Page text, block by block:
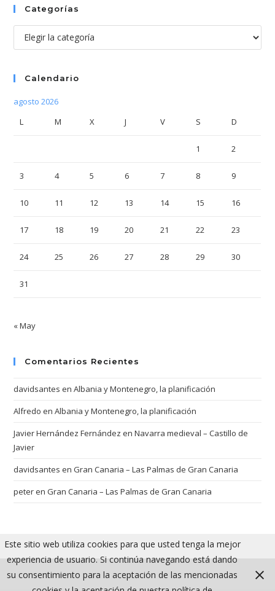
Categorías
Categorías
Calendario
agosto 2026
L
M X J V S D
1 2
3 4 5 6 7 8 9
10 11 12 13 14 15 16
17 18 19 20 21 22 23
24 25 26 27 28 29 30
31
« May
Comentarios Recientes
davidsantes enAlbania y Montenegro, la planificación
Alfredo enAlbania y Montenegro, la planificación
Javier Hernández Fernández enNavarra medieval – Castillo de
Javier
davidsantes enGran Canaria – Las Palmas de Gran Canaria
peterenGran Canaria – Las Palmas de Gran Canaria
Este sitio web utiliza cookies para que usted tenga la mejor
experiencia de usuario. Si continúa navegando está dando
su consentimiento para la aceptación de las mencionadas